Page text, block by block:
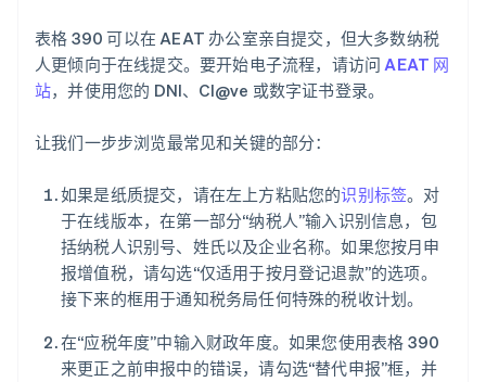
表格 390 可以在 AEAT 办公室亲自提交，但大多数纳税
人更倾向于在线提交。要开始电子流程，请访问AEAT 网
站，并使用您的 DNI、Cl@ve 或数字证书登录。
让我们一步步浏览最常见和关键的部分：
如果是纸质提交，请在左上方粘贴您的识别标签。对
于在线版本，在第一部分“纳税人”输入识别信息，包
括纳税人识别号、姓氏以及企业名称。如果您按月申
报增值税，请勾选“仅适用于按月登记退款”的选项。
接下来的框用于通知税务局任何特殊的税收计划。
在“应税年度”中输入财政年度。如果您使用表格 390
来更正之前申报中的错误，请勾选“替代申报”框，并